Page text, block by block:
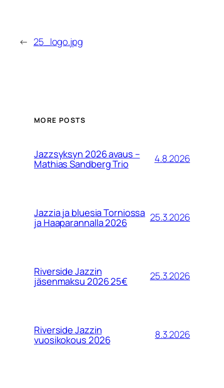
← 25_logo.jpg
MORE POSTS
Jazzsyksyn 2026 avaus –
Mathias Sandberg Trio 4.8.2026
Jazzia ja bluesia Torniossa
ja Haaparannalla 2026 25.3.2026
Riverside Jazzin
jäsenmaksu 2026 25€ 25.3.2026
Riverside Jazzin
vuosikokous 2026 8.3.2026